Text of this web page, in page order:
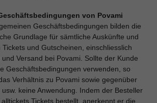
von Povami
Geschäftsbedingungen bilden die
Grundlage für sämtliche Auskünfte und
Tickets und Gutscheinen, einschliesslich
Versand bei Povami. Sollte der Kunde
Geschäftsbedingungen verwenden, so
Verhältnis zu Povami sowie gegenüber
keine Anwendung. Indem der Besteller
Tickets bestellt, anerkennt er die